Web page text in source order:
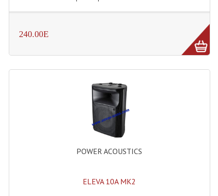
240.00E
POWER ACOUSTICS
ELEVA 10A MK2